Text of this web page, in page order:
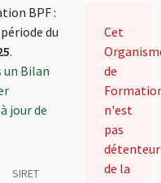
BPF :
du
.
un Bilan
jour de
SIRET
Cet
de
n'est
pas
détenteur
de la